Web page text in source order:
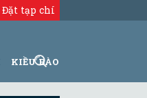
Đặt tạp chí
KIỀU BÀO